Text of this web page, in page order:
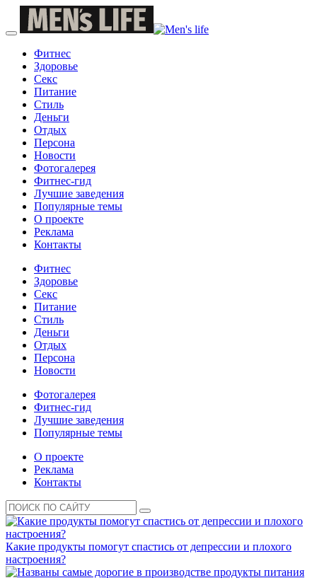
Фитнес
Здоровье
Секс
Питание
Стиль
Деньги
Отдых
Персона
Новости
Фотогалерея
Фитнес-гид
Лучшие заведения
Популярные темы
О проекте
Реклама
Контакты
Фитнес
Здоровье
Секс
Питание
Стиль
Деньги
Отдых
Персона
Новости
Фотогалерея
Фитнес-гид
Лучшие заведения
Популярные темы
О проекте
Реклама
Контакты
Какие продукты помогут спастись от депрессии и плохого
настроения?